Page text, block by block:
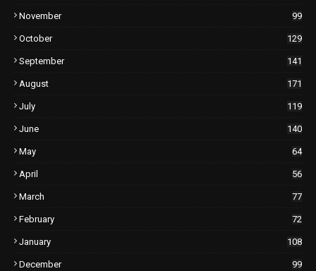
November 99
October 129
September 141
August 171
July 119
June 140
May 64
April 56
March 77
February 72
January 108
December 99